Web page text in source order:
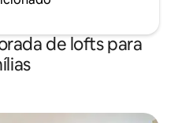
de lofts para